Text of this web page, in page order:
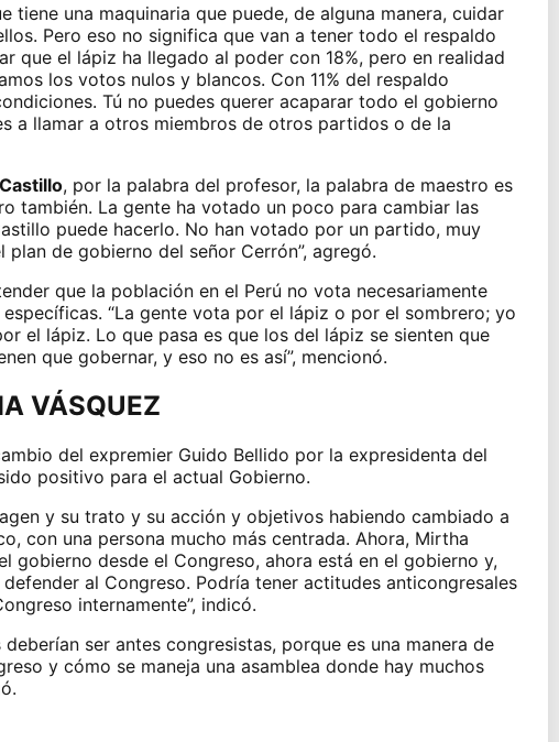
tiene una maquinaria que puede, de alguna manera, cuidar
Pero eso no significa que van a tener todo el respaldo
que el lápiz ha llegado al poder con 18%, pero en realidad
los votos nulos y blancos. Con 11% del respaldo
Tú no puedes querer acaparar todo el gobierno
a llamar a otros miembros de otros partidos o de la
, por la palabra del profesor, la palabra de maestro es
también. La gente ha votado un poco para cambiar las
puede hacerlo. No han votado por un partido, muy
de gobierno del señor Cerrón”, agregó.
que la población en el Perú no vota necesariamente
“La gente vota por el lápiz o por el sombrero; yo
el lápiz. Lo que pasa es que los del lápiz se sienten que
que gobernar, y eso no es así”, mencionó.
VÁSQUEZ
del expremier Guido Bellido por la expresidenta del
positivo para el actual Gobierno.
y su trato y su acción y objetivos habiendo cambiado a
con una persona mucho más centrada. Ahora, Mirtha
gobierno desde el Congreso, ahora está en el gobierno y,
al Congreso. Podría tener actitudes anticongresales
internamente”, indicó.
ser antes congresistas, porque es una manera de
y cómo se maneja una asamblea donde hay muchos